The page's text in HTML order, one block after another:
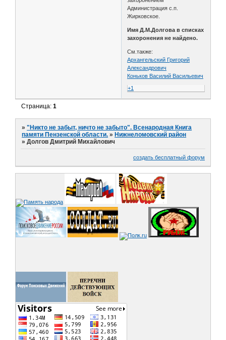
Администрация с.п.
Жирковское.
Имя Д.М.Долгова в списках
захоронения не найдено.
См.также:
Архангельский Григорий
Александрович
Коньков Василий Васильевич
+1
Страница:1
»"Никто не забыт, ничто не забыто". Всенародная Книга
памяти Пензенской области. »Нижнеломовский район
»Долгов Дмитрий Михайлович
создать бесплатный форум